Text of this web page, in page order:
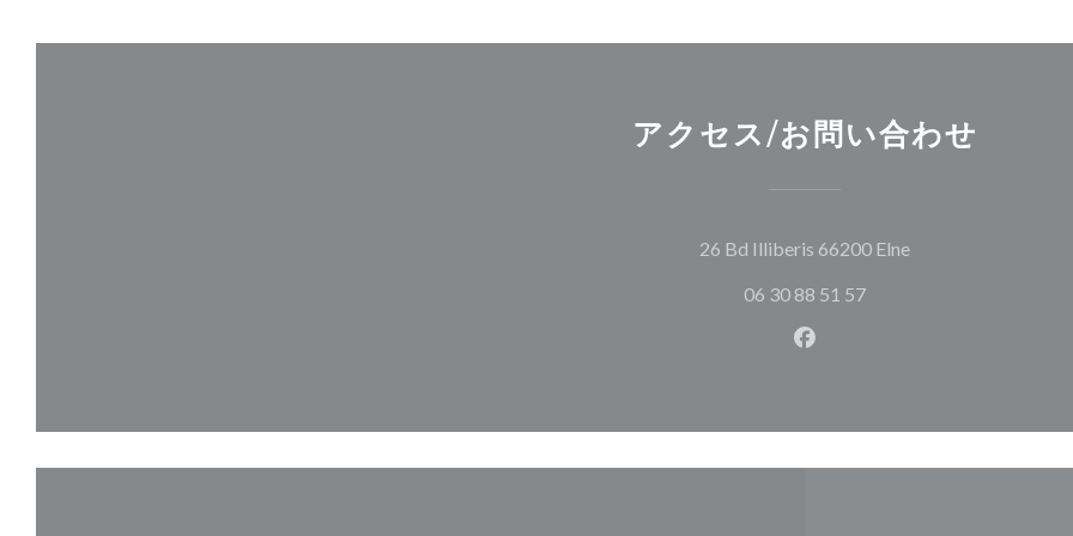
アクセス/お問い合わせ
26 Bd Illiberis 66200 Elne((新しいウィンド
06 30 88 51 57
Facebook ((新しいウィンド